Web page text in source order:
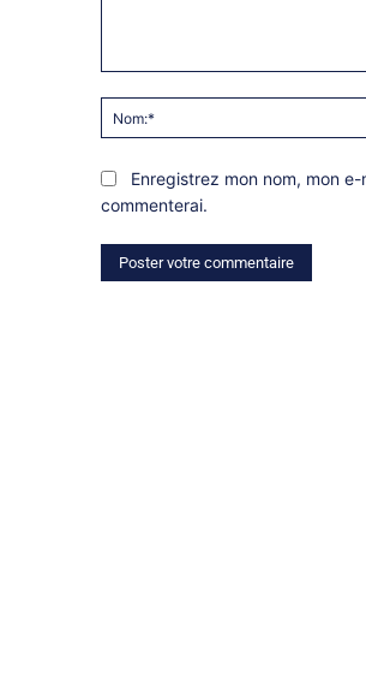
Enregistrez mon nom, mon
commenterai.